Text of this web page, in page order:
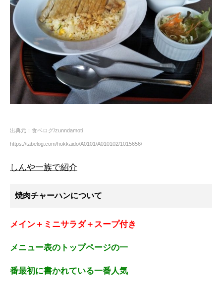
出典元：食ベログ/zunndamoti
https://tabelog.com/hokkaido/A0101/A010102/1015656/
しんや一族で紹介
焼肉チャーハンについて
メイン＋ミニサラダ＋スープ付き
メニュー表のトップページの一
番最初に書かれている一番人気